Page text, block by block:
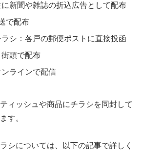
新聞や雑誌の折込広告として配布
で配布
シ：各戸の郵便ポストに直接投函
頭で配布
ラインで配信
ィッシュや商品にチラシを同封して
す。
シについては、以下の記事で詳しく